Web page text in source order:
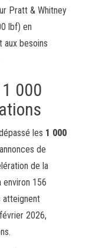
Pratt & Whitney
lbf) en
aux besoins
000
les 1 000
de
de la
environ 156
atteignent
2026,